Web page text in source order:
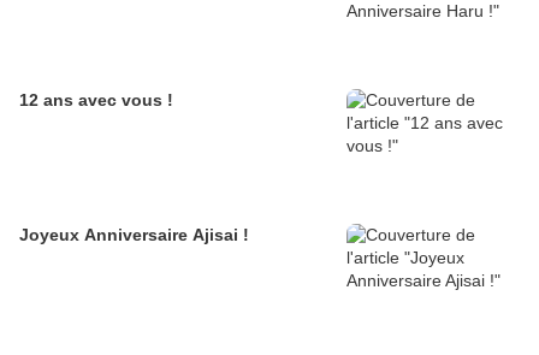
12 ans avec vous !
Joyeux Anniversaire Ajisai !